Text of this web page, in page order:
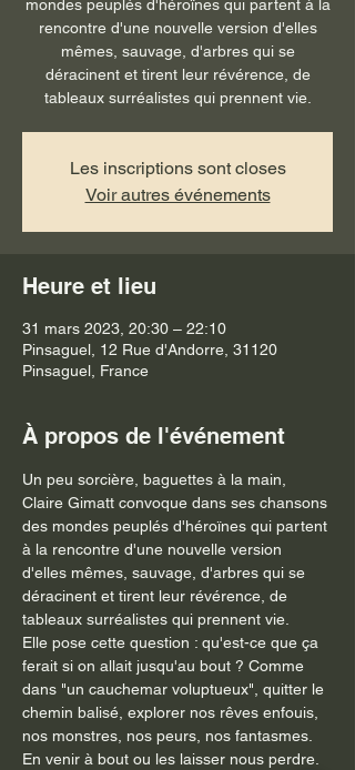
mondes peuplés d'héroïnes qui partent à la
rencontre d'une nouvelle version d'elles
mêmes, sauvage, d'arbres qui se
déracinent et tirent leur révérence, de
tableaux surréalistes qui prennent vie.
Les inscriptions sont closes
Voir autres événements
Heure et lieu
31 mars 2023, 20:30 – 22:10
Pinsaguel, 12 Rue d'Andorre, 31120
Pinsaguel, France
À propos de l'événement
Un peu sorcière, baguettes à la main,
Claire Gimatt convoque dans ses chansons
des mondes peuplés d'héroïnes qui partent
à la rencontre d'une nouvelle version
d'elles mêmes, sauvage, d'arbres qui se
déracinent et tirent leur révérence, de
tableaux surréalistes qui prennent vie.
​Elle pose cette question : qu'est-ce que ça
ferait si on allait jusqu'au bout ? Comme
dans "un cauchemar voluptueux", quitter le
chemin balisé, explorer nos rêves enfouis,
nos monstres, nos peurs, nos fantasmes.
En venir à bout ou les laisser nous perdre.